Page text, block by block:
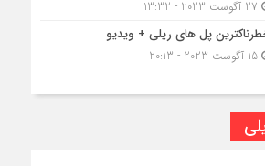
پل های ریلی + ویدیو
15 آگوست 2023 - 20:13